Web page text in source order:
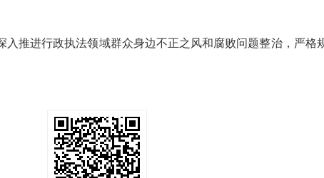
入推进行政执法领域群众身边不正之风和腐败问题整治，严格